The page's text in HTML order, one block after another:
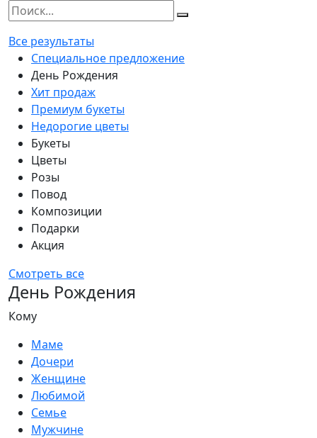
Все результаты
Специальное предложение
День Рождения
Хит продаж
Премиум букеты
Недорогие цветы
Букеты
Цветы
Розы
Повод
Композиции
Подарки
Акция
Смотреть все
День Рождения
Кому
Маме
Дочери
Женщине
Любимой
Семье
Мужчине